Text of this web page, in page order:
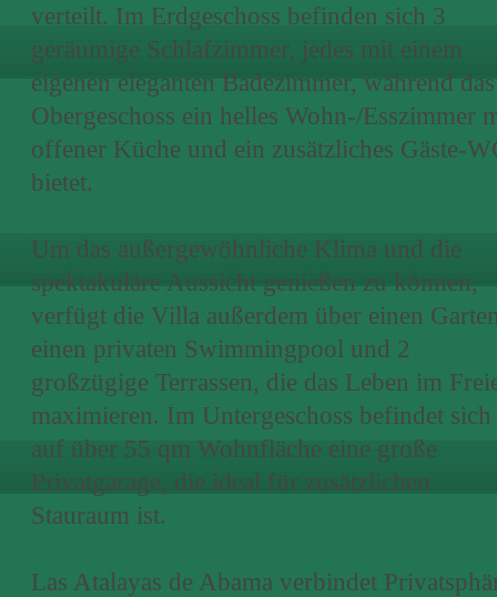
verteilt. Im Erdgeschoss befinden sich 3
geräumige Schlafzimmer, jedes mit einem
eigenen eleganten Badezimmer, während das
Obergeschoss ein helles Wohn-/Esszimmer
offener Küche und ein zusätzliches Gäste-
bietet.
Um das außergewöhnliche Klima und die
spektakuläre Aussicht genießen zu können,
verfügt die Villa außerdem über einen
einen privaten Swimmingpool und 2
großzügige Terrassen, die das Leben im
maximieren. Im Untergeschoss befindet sich
auf über 55 qm Wohnfläche eine große
Privatgarage, die ideal für zusätzlichen
Stauraum ist.
Las Atalayas de Abama verbindet